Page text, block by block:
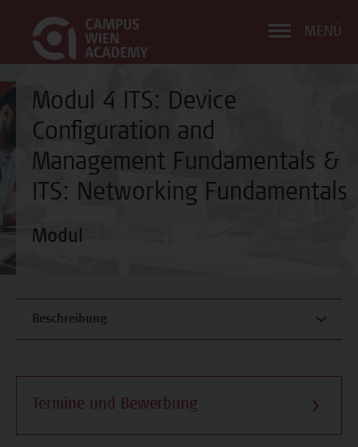
MENÜ
Modul 4 ITS: Device
Configuration and
Management Fundamentals &
ITS: Networking Fundamentals
Modul
Beschreibung
Termine und Bewerbung